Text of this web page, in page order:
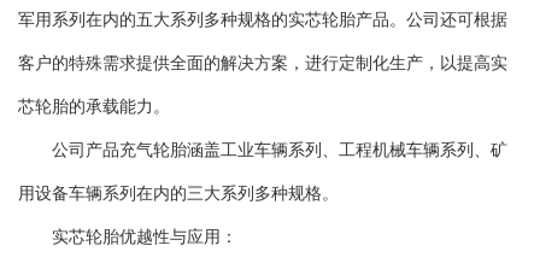
军用系列在内的五大系列多种规格的实芯轮胎产品。公司还可根据
客户的特殊需求提供全面的解决方案，进行定制化生产，以提高实
芯轮胎的承载能力。
公司产品充气轮胎涵盖工业车辆系列、工程机械车辆系列、矿
用设备车辆系列在内的三大系列多种规格。
实芯轮胎优越性与应用：